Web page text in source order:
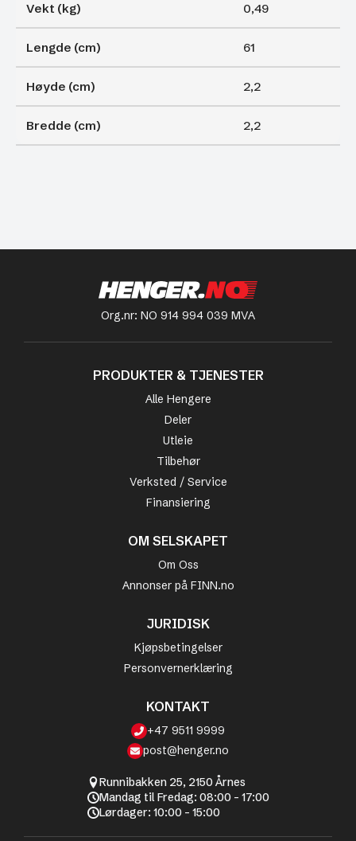
Vekt (kg) 0,49
Lengde (cm) 61
Høyde (cm) 2,2
Bredde (cm) 2,2
Org.nr: NO 914 994 039 MVA
PRODUKTER & TJENESTER
Alle Hengere
Deler
Utleie
Tilbehør
Verksted / Service
Finansiering
OM SELSKAPET
Om Oss
Annonser på FINN.no
JURIDISK
Kjøpsbetingelser
Personvernerklæring
KONTAKT
+47 9511 9999
post@henger.no
Runnibakken 25, 2150 Årnes
Mandag til Fredag: 08:00 - 17:00
Lørdager: 10:00 - 15:00